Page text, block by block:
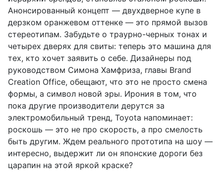
Анонсированный концепт — двухдверное купе в
дерзком оранжевом оттенке — это прямой вызов
стереотипам. Забудьте о траурно-черных тонах и
четырех дверях для свиты: теперь это машина для
тех, кто хочет заявить о себе. Дизайнеры под
руководством Симона Хамфриза, главы Brand
Creation Office, обещают, что это не просто смена
формы, а символ новой эры. Ирония в том, что
пока другие производители дерутся за
электромобильный тренд, Toyota напоминает:
роскошь — это не про скорость, а про смелость
быть другим. Ждем реального прототипа на шоу —
интересно, выдержит ли он японские дороги без
царапин на этой яркой краске?